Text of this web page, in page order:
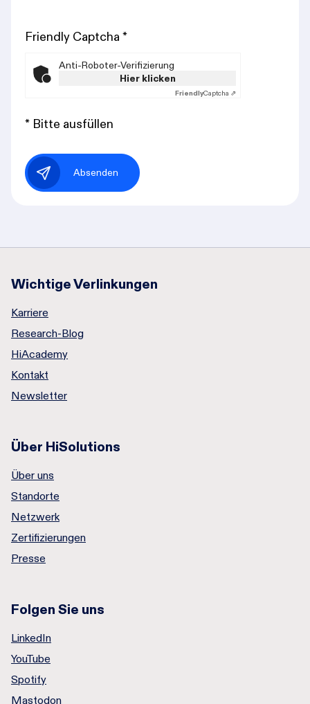
Friendly Captcha *
Anti-Roboter-Verifizierung
Hier klicken
FriendlyCaptcha ⇗
* Bitte ausfüllen
Absenden
Wichtige Verlinkungen
Karriere
Research-Blog
HiAcademy
Kontakt
Newsletter
Über HiSolutions
Über uns
Standorte
Netzwerk
Zertifizierungen
Presse
Folgen Sie uns
LinkedIn
YouTube
Spotify
Mastodon